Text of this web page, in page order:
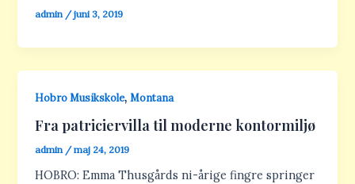
admin /juni 3, 2019
Hobro Musikskole, Montana
Fra patriciervilla til moderne kontormiljø
admin /maj 24, 2019
HOBRO: Emma Thusgårds ni-årige fingre springer